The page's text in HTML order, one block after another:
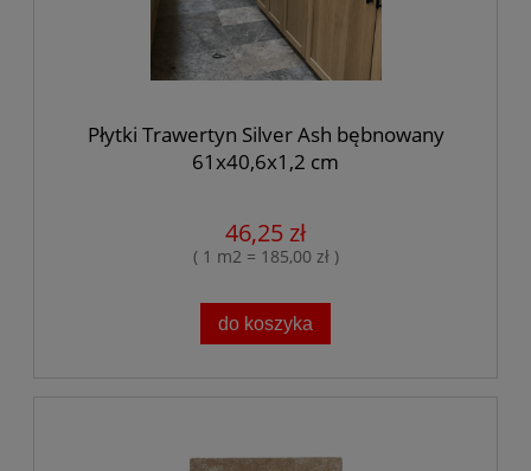
Płytki Trawertyn Silver Ash bębnowany
61x40,6x1,2 cm
46,25 zł
( 1 m2 = 185,00 zł )
do koszyka